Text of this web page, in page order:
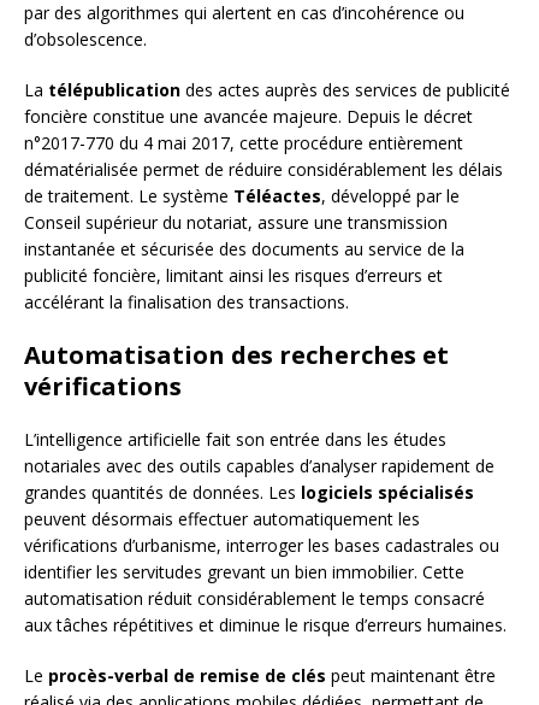
par des algorithmes qui alertent en cas d’incohérence ou
d’obsolescence.
La télépublication des actes auprès des services de publicité
foncière constitue une avancée majeure. Depuis le décret
n°2017-770 du 4 mai 2017, cette procédure entièrement
dématérialisée permet de réduire considérablement les délais
de traitement. Le système Téléactes, développé par le
Conseil supérieur du notariat, assure une transmission
instantanée et sécurisée des documents au service de la
publicité foncière, limitant ainsi les risques d’erreurs et
accélérant la finalisation des transactions.
Automatisation des recherches et
vérifications
L’intelligence artificielle fait son entrée dans les études
notariales avec des outils capables d’analyser rapidement de
grandes quantités de données. Les logiciels spécialisés
peuvent désormais effectuer automatiquement les
vérifications d’urbanisme, interroger les bases cadastrales ou
identifier les servitudes grevant un bien immobilier. Cette
automatisation réduit considérablement le temps consacré
aux tâches répétitives et diminue le risque d’erreurs humaines.
Le procès-verbal de remise de clés peut maintenant être